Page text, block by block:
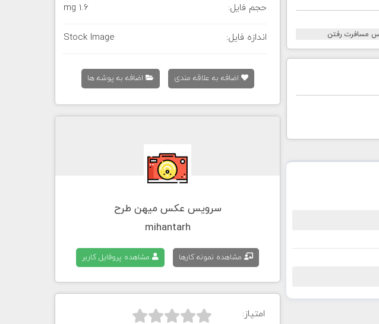
حجم فایل: 1.6 mg
اندازه فایل: Stock Image
اضافه به علاقه مندی اضافه به پوشه ها
سرویس عکس میهن طرح
mihantarh
مشاهده نمونه کارها مشاهده پروفایل کاربر
امتیاز: 

